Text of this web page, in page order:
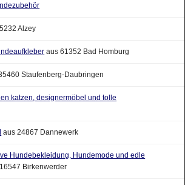
Alzey
aus 61352 Bad Homburg
Staufenberg-Daubringen
katzen, designermöbel und tolle
aus 24867 Dannewerk
Hundebekleidung, Hundemode und edle
Birkenwerder